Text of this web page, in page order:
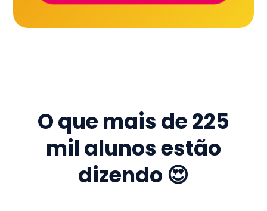
O que mais de225
mil alunos estão
dizendo 😍